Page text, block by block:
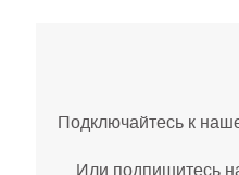
Подключайтесь к
Или подпишитесь